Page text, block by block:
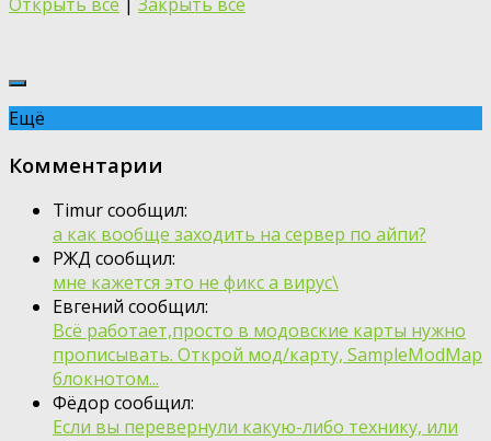
Ещё
Комментарии
Timur сообщил:
а как вообще заходить на сервер по айпи?
РЖД сообщил:
мне кажется это не фикс а вирус\
Евгений сообщил:
Всё работает,просто в модовские карты нужно
прописывать. Открой мод/карту, SampleModMap
блокнотом...
Фёдор сообщил:
Если вы перевернули какую-либо технику, или